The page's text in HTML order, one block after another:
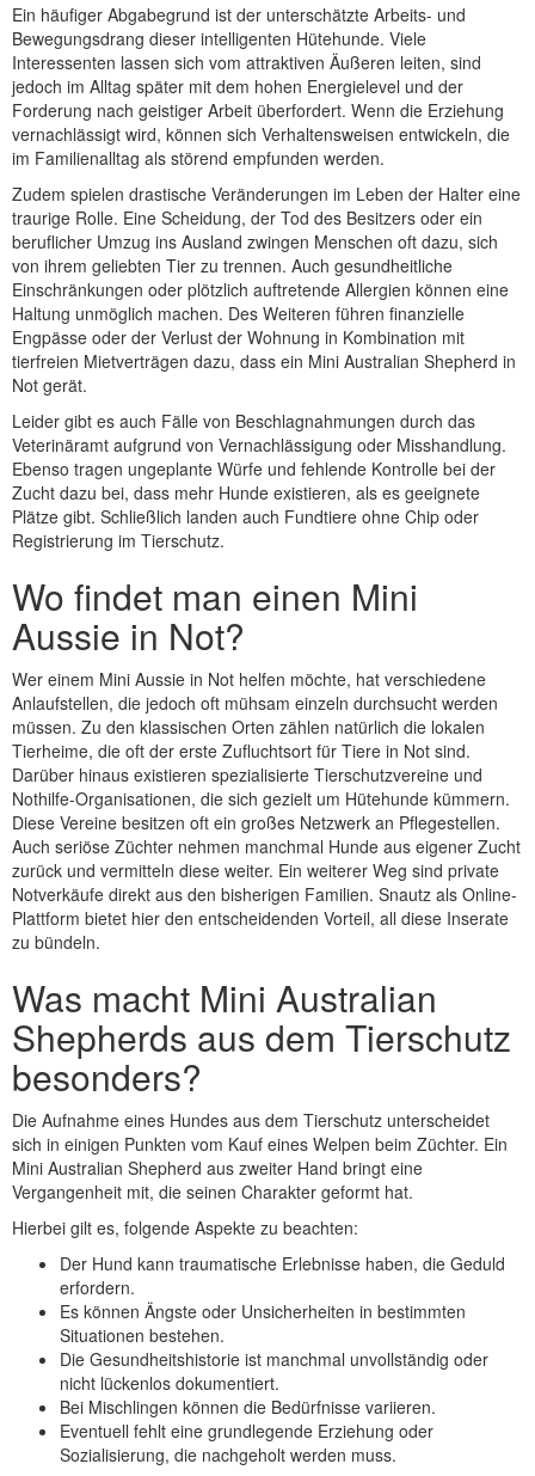
Ein häufiger Abgabegrund ist der unterschätzte Arbeits- und
Bewegungsdrang dieser intelligenten Hütehunde. Viele
Interessenten lassen sich vom attraktiven Äußeren leiten, sind
jedoch im Alltag später mit dem hohen Energielevel und der
Forderung nach geistiger Arbeit überfordert. Wenn die Erziehung
vernachlässigt wird, können sich Verhaltensweisen entwickeln, die
im Familienalltag als störend empfunden werden.
Zudem spielen drastische Veränderungen im Leben der Halter eine
traurige Rolle. Eine Scheidung, der Tod des Besitzers oder ein
beruflicher Umzug ins Ausland zwingen Menschen oft dazu, sich
von ihrem geliebten Tier zu trennen. Auch gesundheitliche
Einschränkungen oder plötzlich auftretende Allergien können eine
Haltung unmöglich machen. Des Weiteren führen finanzielle
Engpässe oder der Verlust der Wohnung in Kombination mit
tierfreien Mietverträgen dazu, dass ein Mini Australian Shepherd in
Not gerät.
Leider gibt es auch Fälle von Beschlagnahmungen durch das
Veterinäramt aufgrund von Vernachlässigung oder Misshandlung.
Ebenso tragen ungeplante Würfe und fehlende Kontrolle bei der
Zucht dazu bei, dass mehr Hunde existieren, als es geeignete
Plätze gibt. Schließlich landen auch Fundtiere ohne Chip oder
Registrierung im Tierschutz.
Wo findet man einen Mini
Aussie in Not?
Wer einem Mini Aussie in Not helfen möchte, hat verschiedene
Anlaufstellen, die jedoch oft mühsam einzeln durchsucht werden
müssen. Zu den klassischen Orten zählen natürlich die lokalen
Tierheime, die oft der erste Zufluchtsort für Tiere in Not sind.
Darüber hinaus existieren spezialisierte Tierschutzvereine und
Nothilfe-Organisationen, die sich gezielt um Hütehunde kümmern.
Diese Vereine besitzen oft ein großes Netzwerk an Pflegestellen.
Auch seriöse Züchter nehmen manchmal Hunde aus eigener Zucht
zurück und vermitteln diese weiter. Ein weiterer Weg sind private
Notverkäufe direkt aus den bisherigen Familien. Snautz als Online-
Plattform bietet hier den entscheidenden Vorteil, all diese Inserate
zu bündeln.
Was macht Mini Australian
Shepherds aus dem Tierschutz
besonders?
Die Aufnahme eines Hundes aus dem Tierschutz unterscheidet
sich in einigen Punkten vom Kauf eines Welpen beim Züchter. Ein
Mini Australian Shepherd aus zweiter Hand bringt eine
Vergangenheit mit, die seinen Charakter geformt hat.
Hierbei gilt es, folgende Aspekte zu beachten:
Der Hund kann traumatische Erlebnisse haben, die Geduld
erfordern.
Es können Ängste oder Unsicherheiten in bestimmten
Situationen bestehen.
Die Gesundheitshistorie ist manchmal unvollständig oder
nicht lückenlos dokumentiert.
Bei Mischlingen können die Bedürfnisse variieren.
Eventuell fehlt eine grundlegende Erziehung oder
Sozialisierung, die nachgeholt werden muss.